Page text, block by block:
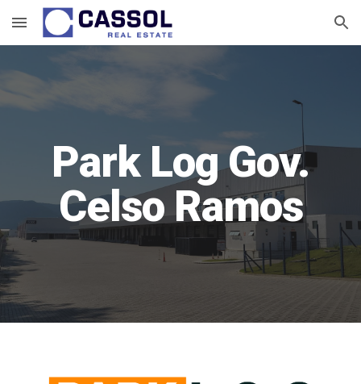
Skip to main content Skip to navigation
Park Log Gov.
Celso Ramos